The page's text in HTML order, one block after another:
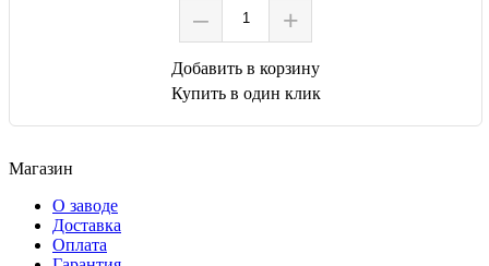
– +
Добавить в корзину
Купить в один клик
Магазин
О заводе
Доставка
Оплата